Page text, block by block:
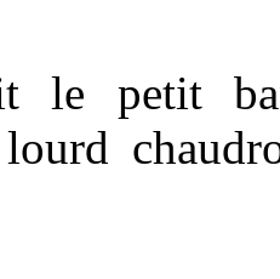
le petit